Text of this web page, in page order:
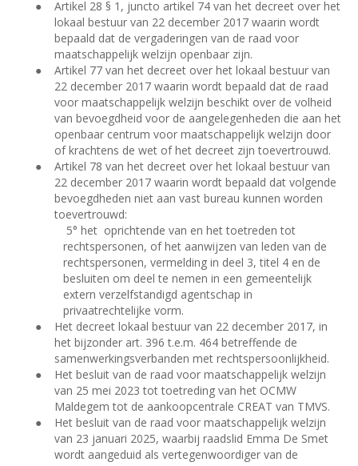
●
Artikel 28 § 1, juncto artikel 74 van het decreet over het
lokaal bestuur van 22 december 2017 waarin wordt
bepaald dat de vergaderingen van de raad voor
maatschappelijk welzijn openbaar zijn.
●
Artikel 77 van het decreet over het lokaal bestuur van
22 december 2017 waarin wordt bepaald dat de raad
voor maatschappelijk welzijn beschikt over de volheid
van bevoegdheid voor de aangelegenheden die aan het
openbaar centrum voor maatschappelijk welzijn door
of krachtens de wet of het decreet zijn toevertrouwd.
●
Artikel 78 van het decreet over het lokaal bestuur van
22 december 2017 waarin wordt bepaald dat volgende
bevoegdheden niet aan vast bureau kunnen worden
toevertrouwd:
5° het oprichtende van en het toetreden tot
rechtspersonen, of het aanwijzen van leden van de
rechtspersonen, vermelding in deel 3, titel 4 en de
besluiten om deel te nemen in een gemeentelijk
extern verzelfstandigd agentschap in
privaatrechtelijke vorm.
●
Het decreet lokaal bestuur van 22 december 2017, in
het bijzonder art. 396 t.e.m. 464 betreffende de
samenwerkingsverbanden met rechtspersoonlijkheid.
●
Het besluit van de raad voor maatschappelijk welzijn
van 25 mei 2023 tot toetreding van het OCMW
Maldegem tot de aankoopcentrale CREAT van TMVS.
●
Het besluit van de raad voor maatschappelijk welzijn
van 23 januari 2025, waarbij raadslid Emma De Smet
wordt aangeduid als vertegenwoordiger van de